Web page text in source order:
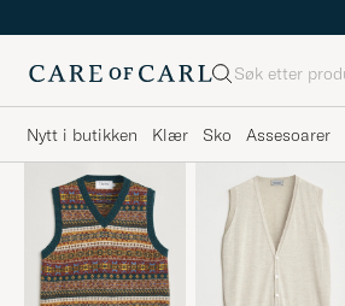
Søk
Nytt i butikken Klær Sko Assesoarer